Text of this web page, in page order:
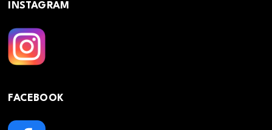
INSTAGRAM
FACEBOOK